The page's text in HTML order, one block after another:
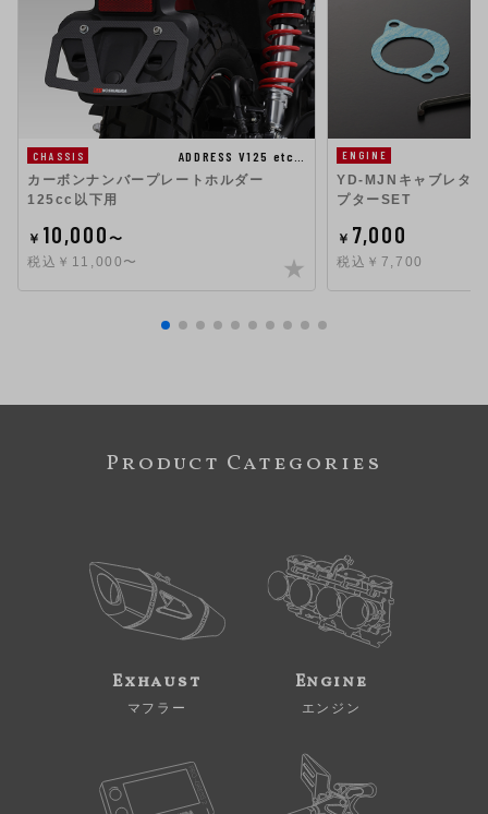
CHASSIS
ADDRESS V125 etc…
カーボンナンバープレートホルダー
125cc以下用
￥ 10,000〜
税込￥11,000〜
ENGINE
YD-MJNキャブレタ
プターSET
￥ 7,000
税込￥7,700
Product Categories
Exhaust
マフラー
Engine
エンジン